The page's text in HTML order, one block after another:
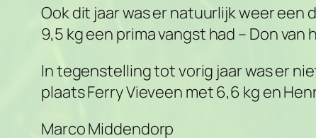
Ook dit jaar was er natuurlijk weer een
9,5 kg een prima vangst had – Don
In tegenstelling tot vorig jaar was er
plaats Ferry Vieveen met 6,6 kg en
Marco Middendorp